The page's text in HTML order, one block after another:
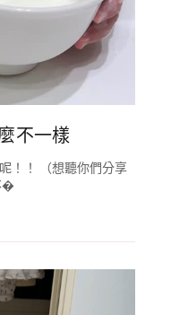
不一樣
！！ （想聽你們分享
�